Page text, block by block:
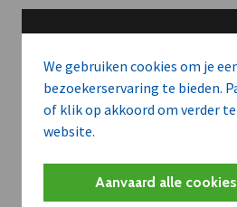
We gebruiken cookies om je
bezoekerservaring te bieden.
of klik op akkoord om verder te
website.
Aanvaard alle cookies